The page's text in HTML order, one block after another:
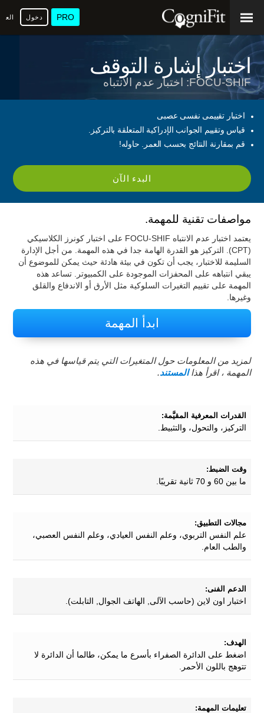
PRO دخول
اختبار إشارة التوقف
FOCU-SHIF: اختبار عدم الانتباه
اختبار تقييمى نفسى عصبى
قياس وتقييم الجوانب الإدراكية المتعلقة بالتركيز.
قم بمقارنة النتائج بحسب العمر. حاوله!
البدء الآن
مواصفات تقنية للمهمة.
يعتمد اختبار عدم الانتباه FOCU-SHIF على اختبار كونرز الكلاسيكي
(CPT). التركيز هو القدرة الهامة جدا في هذه المهمة. من أجل الإدارة
السليمة للاختبار، يجب أن تكون في بيئة هادئة حيث يمكن للموضوع أن
يبقي انتباهه على المحفزات الموجودة على الكمبيوتر. تساعد هذه
المهمة على تقييم التغيرات السلوكية مثل الأرق أو الاندفاع والقلق
وغيرها.
ابدأ المهمة
لمزيد من المعلومات حول المتغيرات التي يتم قياسها في هذه
المهمة ، اقرأ هذاالمستند.
القدرات المعرفية المقيَّمة:
التركيز، والتحول، والتثبيط.
وقت الضبط:
ما بين 60 و 70 ثانية تقريبًا.
مجالات التطبيق:
علم النفس التربوي، وعلم النفس العيادي، وعلم النفس العصبي،
والطب العام.
الدعم الفنى:
اختبار اون لاين (حاسب الآلى, الهاتف الجوال, التابلت).
الهدف:
اضغط على الدائرة الصفراء بأسرع ما يمكن، طالما أن الدائرة لا
تتوهج باللون الأحمر.
تعليمات المهمة: